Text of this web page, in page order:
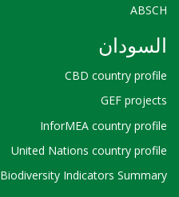
ABSCH
السودان
CBD country profile
GEF projects
InforMEA country profile
United Nations country profile
Biodiversity Indicators Summary